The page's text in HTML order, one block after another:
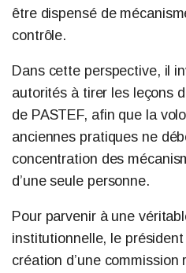
être dispensé de
contrôle.
Dans cette perspective, il
autorités à tirer les leçons
de PASTEF, afin que la
anciennes pratiques ne
concentration des
d’une seule personne.
Pour parvenir à une
institutionnelle, le
création d’une commission